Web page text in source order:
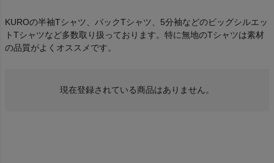
KUROの半袖Tシャツ、パックTシャツ、5分袖などのビッグシルエッ
トTシャツなど多数取り扱っております。特に無地のTシャツは素材
の品質がよくオススメです。
現在登録されている商品はありません。